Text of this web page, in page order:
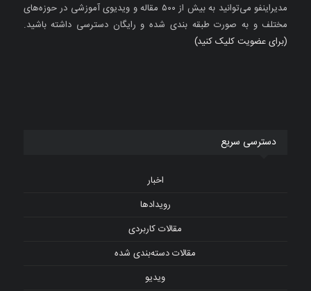
مدیراینفو می‌توانید به بیش از ۵۰۰ مقاله و ویدیوی آموزشی در حوزه‌های
مختلف و به صورت طبقه بندی شده و رایگان دسترسی داشته باشید.
(برای عضویت کلیک کنید)
دسترسی سریع
اخبار
رویدادها
مقالات کاربردی
مقالات دسته‌بندی شده
ویدیو